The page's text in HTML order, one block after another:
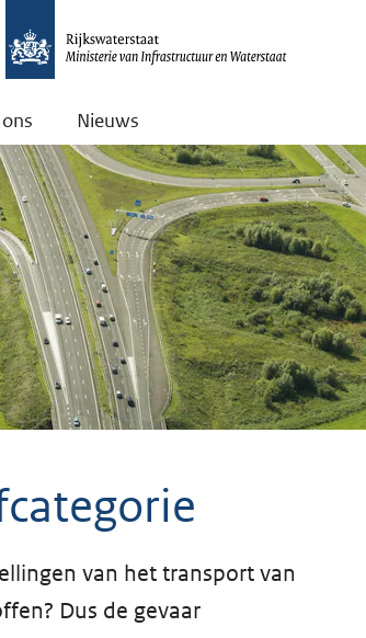
Nieuws
van het transport van
Dus de gevaar